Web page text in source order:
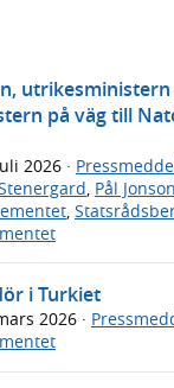
utrikesministern
på väg till
2026 ·
Pål Jonson
i Turkiet
2026 ·